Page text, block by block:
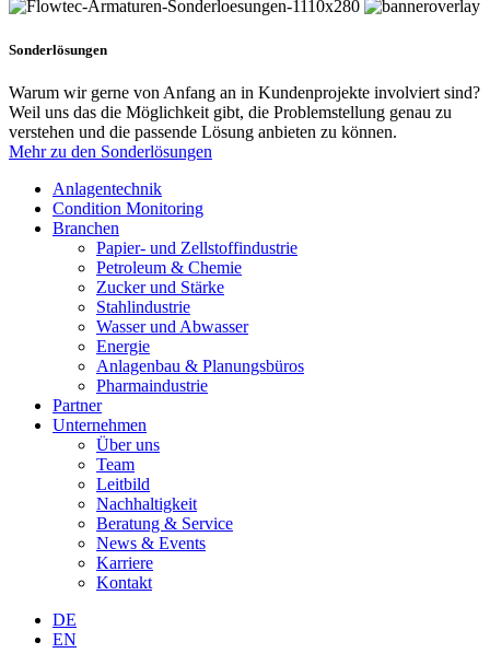
Sonderlösungen
Warum wir gerne von Anfang an in Kundenprojekte involviert sind?
Weil uns das die Möglichkeit gibt, die Problemstellung genau zu
verstehen und die passende Lösung anbieten zu können.
Mehr zu den Sonderlösungen
Anlagentechnik
Condition Monitoring
Branchen
Papier- und Zellstoffindustrie
Petroleum & Chemie
Zucker und Stärke
Stahlindustrie
Wasser und Abwasser
Energie
Anlagenbau & Planungsbüros
Pharmaindustrie
Partner
Unternehmen
Über uns
Team
Leitbild
Nachhaltigkeit
Beratung & Service
News & Events
Karriere
Kontakt
DE
EN